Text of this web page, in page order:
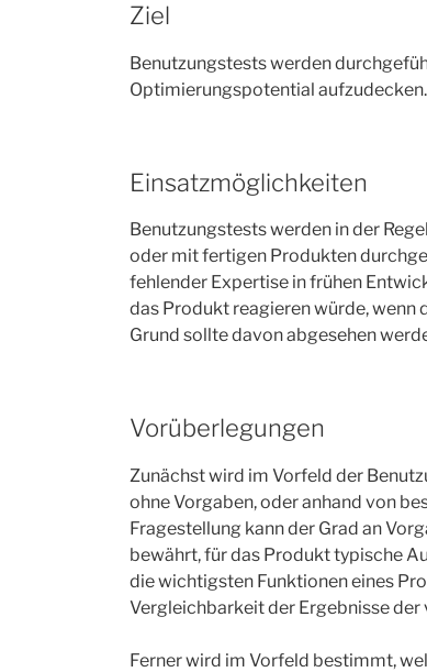
Ziel
Benutzungstests werden
Optimierungspotential aufzudecken.
Einsatzmöglichkeiten
Benutzungstests werden in der
oder mit fertigen Produkten
fehlender Expertise in frühen
das Produkt reagieren würde, wenn
Grund sollte davon abgesehen
Vorüberlegungen
Zunächst wird im Vorfeld der
ohne Vorgaben, oder anhand von
Fragestellung kann der Grad an
bewährt, für das Produkt typische
die wichtigsten Funktionen eines
Vergleichbarkeit der Ergebnisse
Ferner wird im Vorfeld bestimmt,